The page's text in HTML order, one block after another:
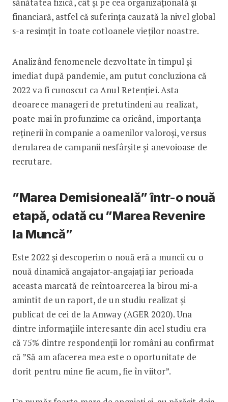
financiară, astfel că suferința cauzată la nivel global
s-a resimțit în toate cotloanele vieților noastre.
Analizând fenomenele dezvoltate în timpul și
imediat după pandemie, am putut concluziona că
2022 va fi cunoscut ca Anul Retenției. Asta
deoarece manageri de pretutindeni au realizat,
poate mai în profunzime ca oricând, importanța
reținerii în companie a oamenilor valoroși, versus
derularea de campanii nesfârșite și anevoioase de
recrutare.
”Marea Demisioneală” într-o nouă
etapă, odată cu ”Marea Revenire
la Muncă”
Este 2022 și descoperim o nouă eră a muncii cu o
nouă dinamică angajator-angajați iar perioada
aceasta marcată de reîntoarcerea la birou mi-a
amintit de un raport, de un studiu realizat și
publicat de cei de la Amway (AGER 2020). Una
dintre informațiile interesante din acel studiu era
că 75% dintre respondenții lor români au confirmat
că ”Să am afacerea mea este o oportunitate de
dorit pentru mine fie acum, fie în viitor”.